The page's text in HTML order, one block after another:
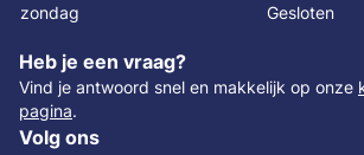
zondag
Gesloten
Heb je een vraag?
Vind je antwoord snel en makkelijk op onze
pagina.
Volg ons